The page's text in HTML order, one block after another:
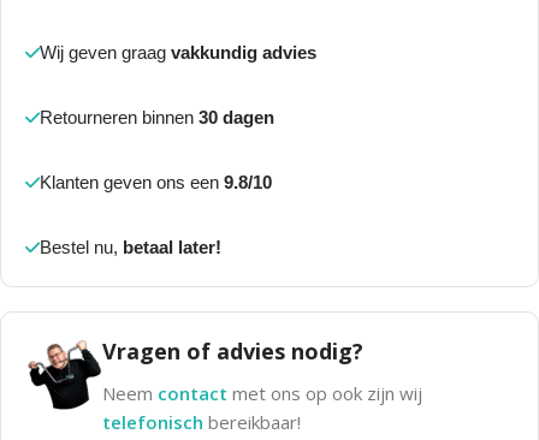
Wij geven graag vakkundig advies
Retourneren binnen 30 dagen
Klanten geven ons een 9.8/10
Bestel nu, betaal later!
Vragen of advies nodig?
Neem contact met ons op ook zijn wij
telefonisch bereikbaar!